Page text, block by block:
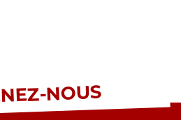
NOUS